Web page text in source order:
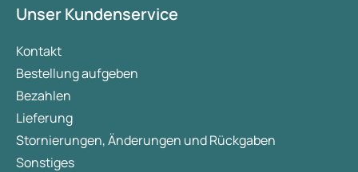
Unser Kundenservice
Kontakt
Bestellung aufgeben
Bezahlen
Lieferung
Stornierungen, Änderungen und Rückgaben
Sonstiges